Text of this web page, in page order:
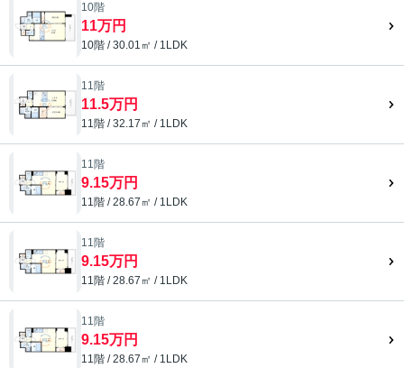
10階
11万円
10階 / 30.01㎡ / 1LDK
11階
11.5万円
11階 / 32.17㎡ / 1LDK
11階
9.15万円
11階 / 28.67㎡ / 1LDK
11階
9.15万円
11階 / 28.67㎡ / 1LDK
11階
9.15万円
11階 / 28.67㎡ / 1LDK